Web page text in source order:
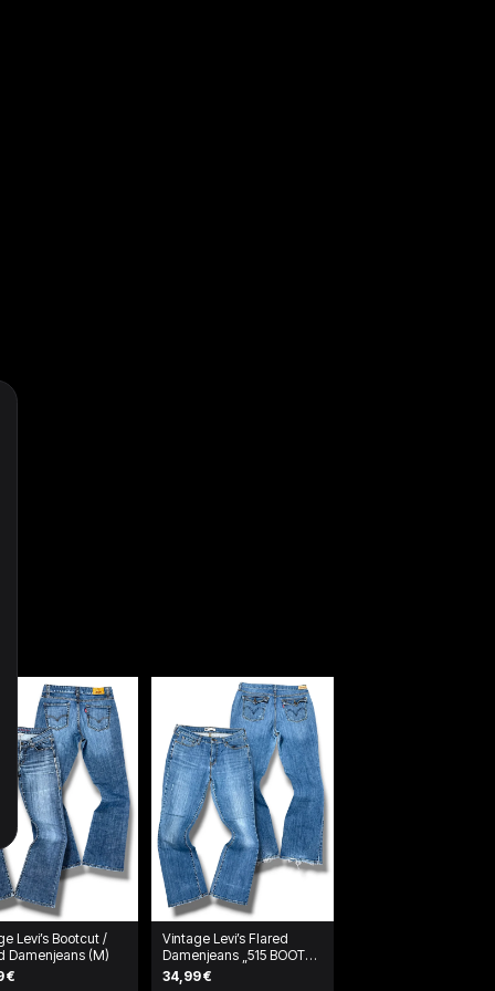
Levi’s Bootcut /
Damenjeans (M)
€
Vintage Levi’s Flared
Damenjeans „515 BOOT
CUT“ (L)
34,99 €